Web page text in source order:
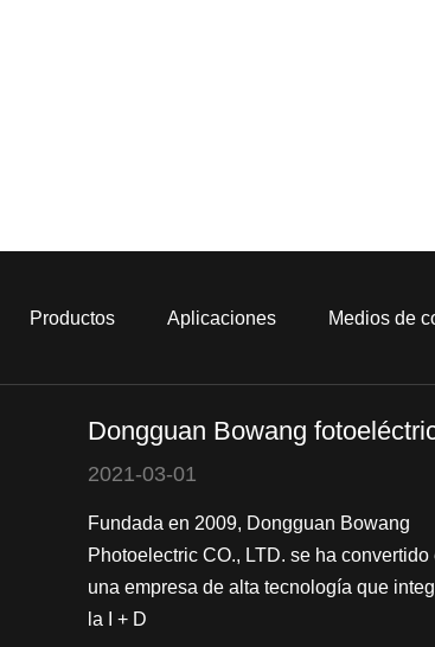
Productos Aplicaciones Medios de
Dongguan Bowang
2021-03-01
Fundada en 2009, Dongguan Bowang
Photoelectric CO., LTD. se ha convertido
una empresa de alta tecnología que
la I + D